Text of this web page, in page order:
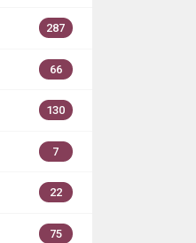
287
66
130
7
22
75